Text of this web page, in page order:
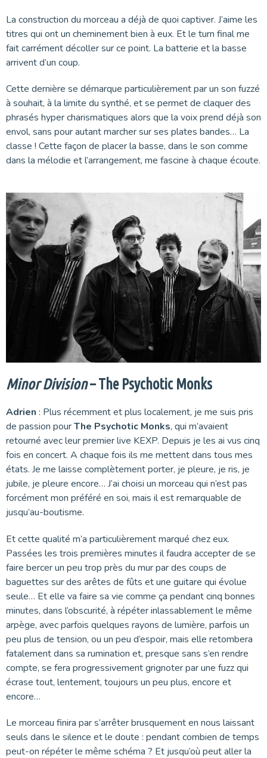
La construction du morceau a déjà de quoi captiver. J’aime les
titres qui ont un cheminement bien à eux. Et le turn final me
fait carrément décoller sur ce point. La batterie et la basse
arrivent d’un coup.
Cette dernière se démarque particulièrement par un son fuzzé
à souhait, à la limite du synthé, et se permet de claquer des
phrasés hyper charismatiques alors que la voix prend déjà son
envol, sans pour autant marcher sur ses plates bandes… La
classe ! Cette façon de placer la basse, dans le son comme
dans la mélodie et l’arrangement, me fascine à chaque écoute.
Minor Division– The Psychotic Monks
Adrien : Plus récemment et plus localement, je me suis pris
de passion pourThe Psychotic Monks, qui m’avaient
retourné avec leur premier live KEXP. Depuis je les ai vus cinq
fois en concert. A chaque fois ils me mettent dans tous mes
états. Je me laisse complètement porter, je pleure, je ris, je
jubile, je pleure encore… J’ai choisi un morceau qui n’est pas
forcément mon préféré en soi, mais il est remarquable de
jusqu’au-boutisme.
Et cette qualité m’a particulièrement marqué chez eux.
Passées les trois premières minutes il faudra accepter de se
faire bercer un peu trop près du mur par des coups de
baguettes sur des arêtes de fûts et une guitare qui évolue
seule… Et elle va faire sa vie comme ça pendant cinq bonnes
minutes, dans l’obscurité, à répéter inlassablement le même
arpège, avec parfois quelques rayons de lumière, parfois un
peu plus de tension, ou un peu d’espoir, mais elle retombera
fatalement dans sa rumination et, presque sans s’en rendre
compte, se fera progressivement grignoter par une fuzz qui
écrase tout, lentement, toujours un peu plus, encore et
encore…
Le morceau finira par s’arrêter brusquement en nous laissant
seuls dans le silence et le doute : pendant combien de temps
peut-on répéter le même schéma ? Et jusqu’où peut aller la